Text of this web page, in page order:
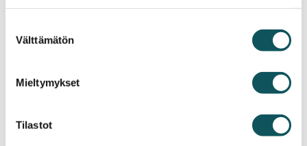
valinta
Välttämätön
Mieltymykset
Tilastot
sovelletaan Suomen lakia.
5. Kuluttajansuojalain (1978/38)
ennakkotietojenantovelvollisuus
5.1.Tämä ennakkotietojenantovelvollisuutta